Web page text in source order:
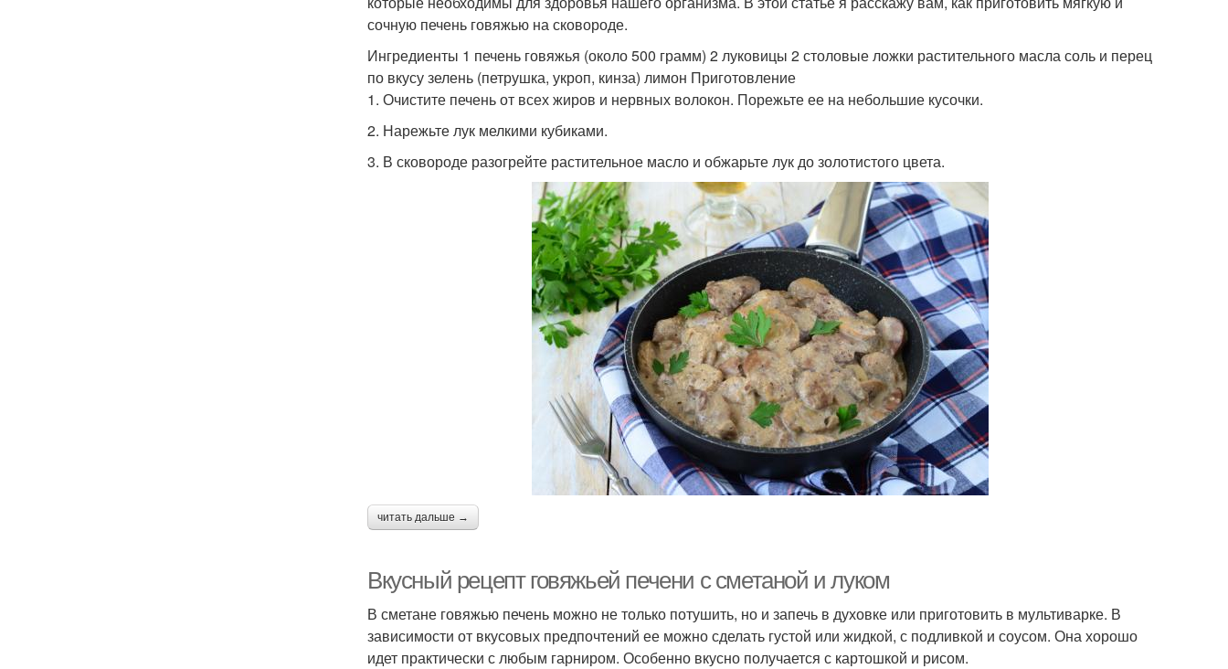
сочную печень говяжью на сковороде.
Ингредиенты 1 печень говяжья (около 500 грамм) 2 луковицы 2 столовые ложки растительного масла соль и перец
по вкусу зелень (петрушка, укроп, кинза) лимон Приготовление
1. Очистите печень от всех жиров и нервных волокон. Порежьте ее на небольшие кусочки.
2. Нарежьте лук мелкими кубиками.
3. В сковороде разогрейте растительное масло и обжарьте лук до золотистого цвета.
читать дальше →
Вкусный рецепт говяжьей печени с сметаной и луком
В сметане говяжью печень можно не только потушить, но и запечь в духовке или приготовить в мультиварке. В
зависимости от вкусовых предпочтений ее можно сделать густой или жидкой, с подливкой и соусом. Она хорошо
идет практически с любым гарниром. Особенно вкусно получается с картошкой и рисом.